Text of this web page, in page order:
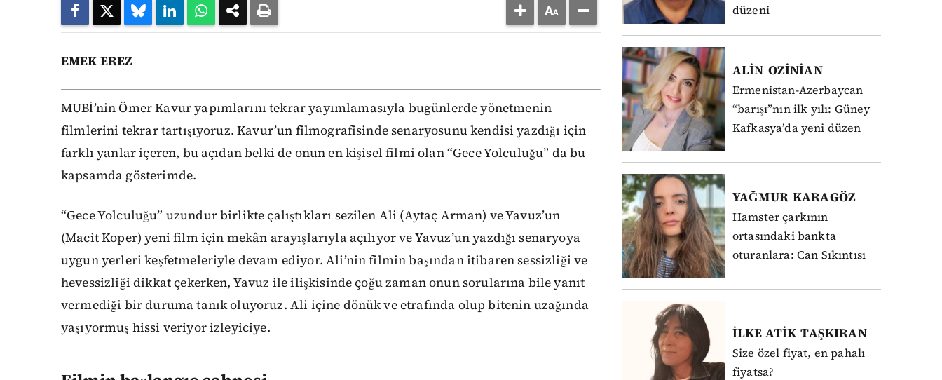
EMEK EREZ
MUBİ’nin Ömer Kavur yapımlarını tekrar yayımlamasıyla bugünlerde yönetmenin
filmlerini tekrar tartışıyoruz. Kavur’un filmografisinde senaryosunu kendisi yazdığı için
farklı yanlar içeren, bu açıdan belki de onun en kişisel filmi olan “Gece Yolculuğu” da bu
kapsamda gösterimde.
“Gece Yolculuğu” uzundur birlikte çalıştıkları sezilen Ali (Aytaç Arman) ve Yavuz’un
(Macit Koper) yeni film için mekân arayışlarıyla açılıyor ve Yavuz’un yazdığı senaryoya
uygun yerleri keşfetmeleriyle devam ediyor. Ali’nin filmin başından itibaren sessizliği ve
hevessizliği dikkat çekerken, Yavuz ile ilişkisinde çoğu zaman onun sorularına bile yanıt
vermediği bir duruma tanık oluyoruz. Ali içine dönük ve etrafında olup bitenin uzağında
yaşıyormuş hissi veriyor izleyiciye.
düzeni
ALİN OZİNİAN
Ermenistan-Azerbaycan
“barışı”nın ilk yılı: Güney
Kafkasya’da yeni düzen
YAĞMUR KARAGÖZ
Hamster çarkının
ortasındaki bankta
oturanlara: Can Sıkıntısı
İLKE ATİK TAŞKIRAN
Size özel fiyat, en pahalı
fiyatsa?